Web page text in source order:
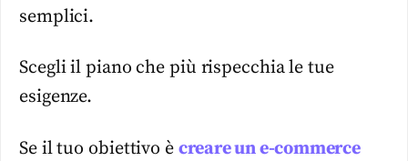
semplici.
Scegli il piano che più rispecchia le tue
esigenze.
Se il tuo obiettivo è creare un e-commerce